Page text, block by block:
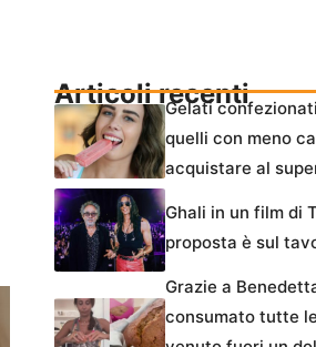
Articoli recenti
Gelati
quelli con meno
acquistare al
Ghali in un film di
proposta è sul
Grazie a
consumato tutte